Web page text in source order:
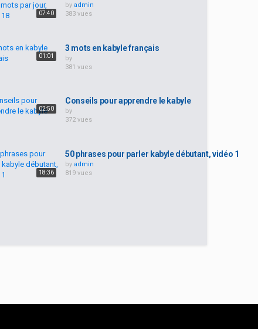
07:40
by admin
383 vues
01:01
3 mots en kabyle français
by
381 vues
02:50
Conseils pour apprendre le kabyle
by
372 vues
18:36
50 phrases pour parler kabyle débutant, vidéo 1
by admin
819 vues